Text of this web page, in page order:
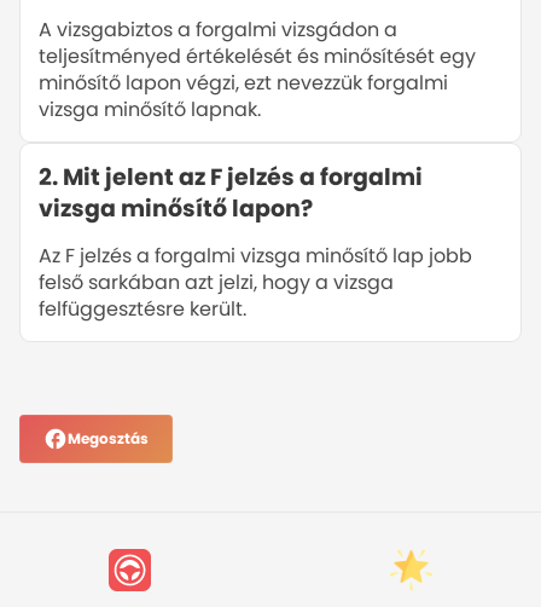
A vizsgabiztos a forgalmi vizsgádon a
teljesítményed értékelését és minősítését egy
minősítő lapon végzi, ezt nevezzük forgalmi
vizsga minősítő lapnak.
2.Mit jelent az F jelzés a forgalmi
vizsga minősítő lapon?
Az F jelzés a forgalmi vizsga minősítő lap jobb
felső sarkában azt jelzi, hogy a vizsga
felfüggesztésre került.
Megosztás